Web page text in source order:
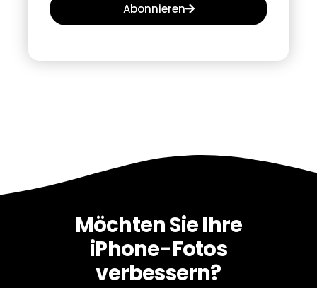
Abonnieren
Möchten Sie Ihre
iPhone-Fotos
verbessern?